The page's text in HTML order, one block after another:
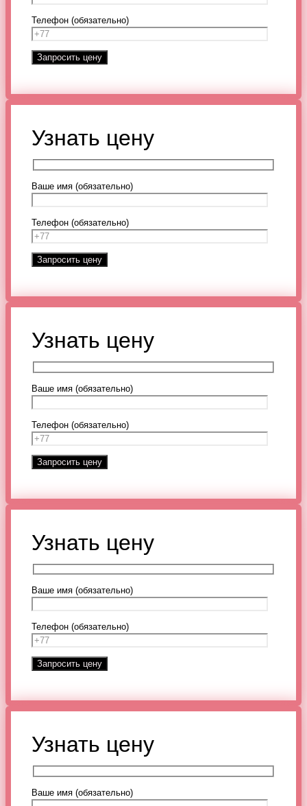
Телефон (обязательно)
Узнать цену
Ваше имя (обязательно)
Телефон (обязательно)
Узнать цену
Ваше имя (обязательно)
Телефон (обязательно)
Узнать цену
Ваше имя (обязательно)
Телефон (обязательно)
Узнать цену
Ваше имя (обязательно)